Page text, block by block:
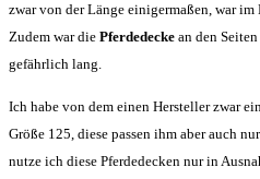
zwar von der Länge einigermaßen, war
Zudem war die Pferdedecke an den
gefährlich lang.
Ich habe von dem einen Hersteller zwar
Größe 125, diese passen ihm aber auch
nutze ich diese Pferdedecken nur in